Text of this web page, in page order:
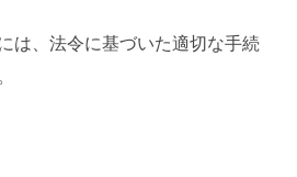
は、法令に基づいた適切な手続